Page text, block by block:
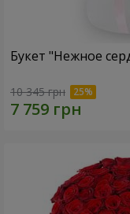
Букет "Нежное
10 345 грн